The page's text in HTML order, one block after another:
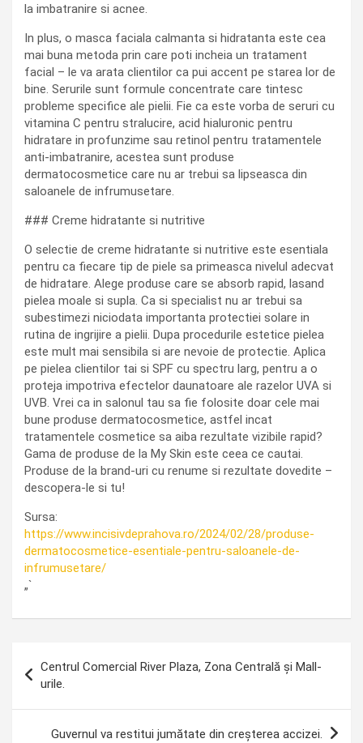
la imbatranire si acnee.
In plus, o masca faciala calmanta si hidratanta este cea
mai buna metoda prin care poti incheia un tratament
facial – le va arata clientilor ca pui accent pe starea lor de
bine. Serurile sunt formule concentrate care tintesc
probleme specifice ale pielii. Fie ca este vorba de seruri cu
vitamina C pentru stralucire, acid hialuronic pentru
hidratare in profunzime sau retinol pentru tratamentele
anti-imbatranire, acestea sunt produse
dermatocosmetice care nu ar trebui sa lipseasca din
saloanele de infrumusetare.
### Creme hidratante si nutritive
O selectie de creme hidratante si nutritive este esentiala
pentru ca fiecare tip de piele sa primeasca nivelul adecvat
de hidratare. Alege produse care se absorb rapid, lasand
pielea moale si supla. Ca si specialist nu ar trebui sa
subestimezi niciodata importanta protectiei solare in
rutina de ingrijire a pielii. Dupa procedurile estetice pielea
este mult mai sensibila si are nevoie de protectie. Aplica
pe pielea clientilor tai si SPF cu spectru larg, pentru a o
proteja impotriva efectelor daunatoare ale razelor UVA si
UVB. Vrei ca in salonul tau sa fie folosite doar cele mai
bune produse dermatocosmetice, astfel incat
tratamentele cosmetice sa aiba rezultate vizibile rapid?
Gama de produse de la My Skin este ceea ce cautai.
Produse de la brand-uri cu renume si rezultate dovedite –
descopera-le si tu!
Sursa:
https://www.incisivdeprahova.ro/2024/02/28/produse-
dermatocosmetice-esentiale-pentru-saloanele-de-
infrumusetare/
„`
în
articole
Centrul Comercial River Plaza, Zona Centrală și Mall-
urile.
Guvernul va restitui jumătate din creșterea accizei.